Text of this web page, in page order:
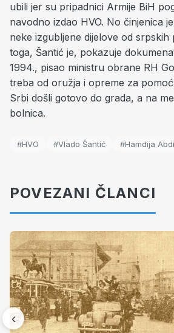
ubili jer su pripadnici Armije BiH
navodno izdao HVO. No činjenica
neke izgubljene dijelove od srpskih
toga, Šantić je, pokazuje
1994., pisao ministru obrane RH
treba od oružja i opreme za
Srbi došli gotovo do grada, a na
bolnica.
#HVO #Vlado Šantić #Hamdija
POVEZANI ČLANCI
‹